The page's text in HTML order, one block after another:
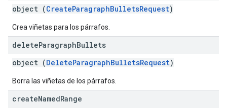
object (CreateParagraphBulletsRequest)
Crea viñetas para los párrafos.
deleteParagraphBullets
object (DeleteParagraphBulletsRequest)
Borra las viñetas de los párrafos.
createNamedRange